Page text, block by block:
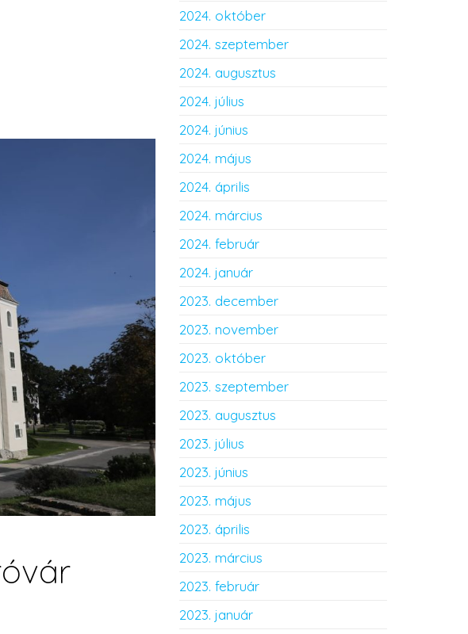
2024. október
2024. szeptember
2024. augusztus
2024. július
2024. június
2024. május
2024. április
2024. március
2024. február
2024. január
2023. december
2023. november
2023. október
2023. szeptember
2023. augusztus
2023. július
2023. június
2023. május
2023. április
2023. március
2023. február
2023. január